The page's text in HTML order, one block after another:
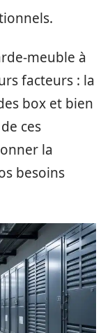
meuble à
facteurs : la
box et bien
ces
la
besoins